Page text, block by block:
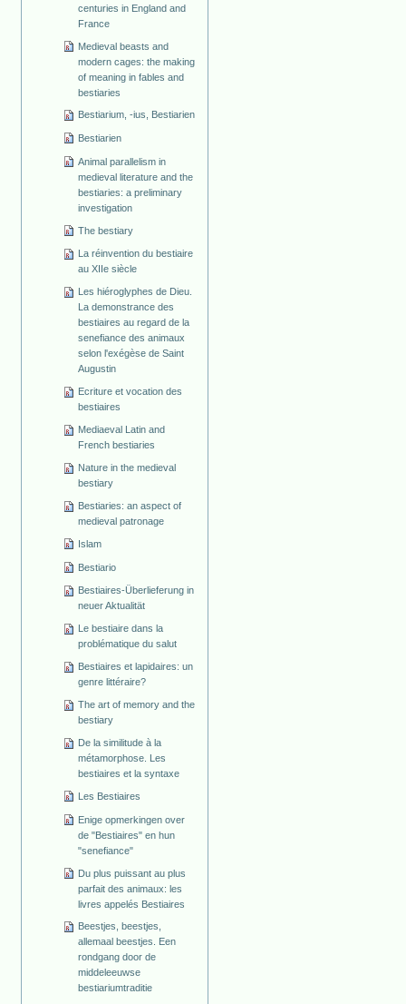
centuries in England and
France
Medieval beasts and
modern cages: the making
of meaning in fables and
bestiaries
Bestiarium, -ius, Bestiarien
Bestiarien
Animal parallelism in
medieval literature and the
bestiaries: a preliminary
investigation
The bestiary
La réinvention du bestiaire
au XIIe siècle
Les hiéroglyphes de Dieu.
La demonstrance des
bestiaires au regard de la
senefiance des animaux
selon l'exégèse de Saint
Augustin
Ecriture et vocation des
bestiaires
Mediaeval Latin and
French bestiaries
Nature in the medieval
bestiary
Bestiaries: an aspect of
medieval patronage
Islam
Bestiario
Bestiaires-Überlieferung in
neuer Aktualität
Le bestiaire dans la
problématique du salut
Bestiaires et lapidaires: un
genre littéraire?
The art of memory and the
bestiary
De la similitude à la
métamorphose. Les
bestiaires et la syntaxe
Les Bestiaires
Enige opmerkingen over
de "Bestiaires" en hun
"senefiance"
Du plus puissant au plus
parfait des animaux: les
livres appelés Bestiaires
Beestjes, beestjes,
allemaal beestjes. Een
rondgang door de
middeleeuwse
bestiariumtraditie